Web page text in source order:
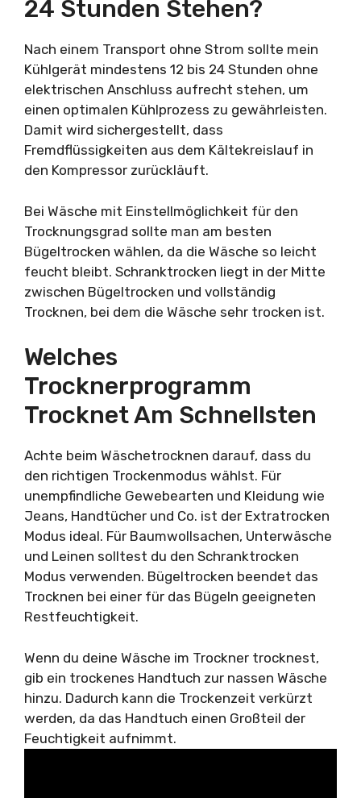
24 Stunden Stehen?
Nach einem Transport ohne Strom sollte mein
Kühlgerät mindestens 12 bis 24 Stunden ohne
elektrischen Anschluss aufrecht stehen, um
einen optimalen Kühlprozess zu gewährleisten.
Damit wird sichergestellt, dass
Fremdflüssigkeiten aus dem Kältekreislauf in
den Kompressor zurückläuft.
Bei Wäsche mit Einstellmöglichkeit für den
Trocknungsgrad sollte man am besten
Bügeltrocken wählen, da die Wäsche so leicht
feucht bleibt. Schranktrocken liegt in der Mitte
zwischen Bügeltrocken und vollständig
Trocknen, bei dem die Wäsche sehr trocken ist.
Welches
Trocknerprogramm
Trocknet Am Schnellsten
Achte beim Wäschetrocknen darauf, dass du
den richtigen Trockenmodus wählst. Für
unempfindliche Gewebearten und Kleidung wie
Jeans, Handtücher und Co. ist der Extratrocken
Modus ideal. Für Baumwollsachen, Unterwäsche
und Leinen solltest du den Schranktrocken
Modus verwenden. Bügeltrocken beendet das
Trocknen bei einer für das Bügeln geeigneten
Restfeuchtigkeit.
Wenn du deine Wäsche im Trockner trocknest,
gib ein trockenes Handtuch zur nassen Wäsche
hinzu. Dadurch kann die Trockenzeit verkürzt
werden, da das Handtuch einen Großteil der
Feuchtigkeit aufnimmt.